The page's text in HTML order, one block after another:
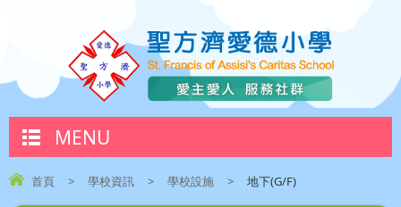
MENU
首頁 > 學校資訊 > 學校設施 > 地下(G/F)